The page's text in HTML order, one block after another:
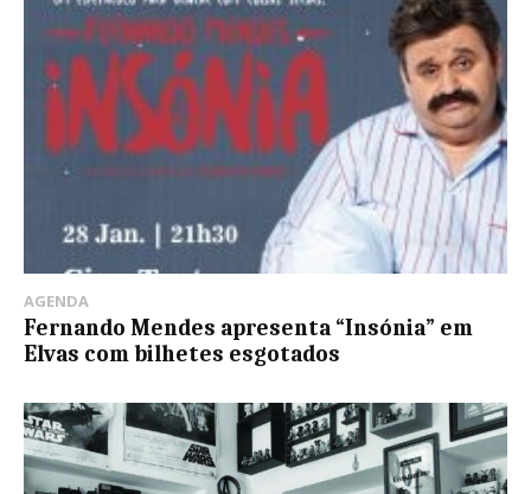
AGENDA
Fernando Mendes apresenta “Insónia” em
Elvas com bilhetes esgotados